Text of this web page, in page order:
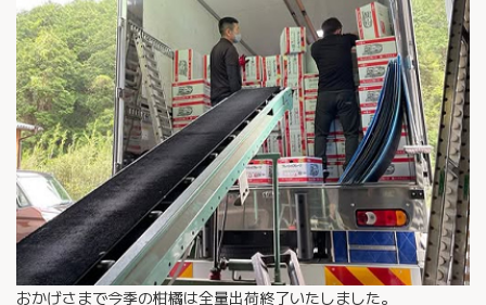
おかげさまで今季の柑橘は全量出荷終了いたしました。